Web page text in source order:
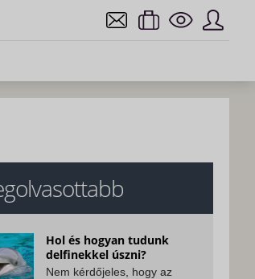
Hol és hogyan tudunk
delfinekkel úszni?
Nem kérdőjeles, hogy az